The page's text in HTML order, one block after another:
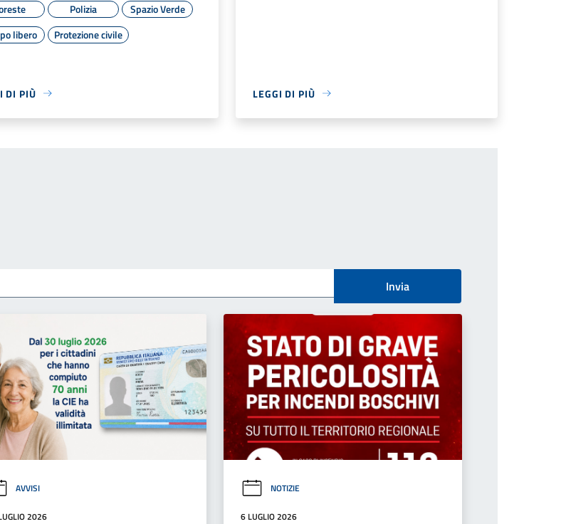
Polizia
Spazio Verde
libero
Protezione civile
DI PIÙ LEGGI DI PIÙ
Invia
AVVISI
2026
NOTIZIE
6 LUGLIO 2026